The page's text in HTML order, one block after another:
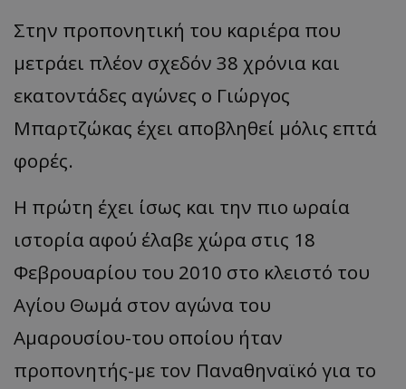
Στην προπονητική του καριέρα που
μετράει πλέον σχεδόν 38 χρόνια και
εκατοντάδες αγώνες ο Γιώργος
Μπαρτζώκας έχει αποβληθεί μόλις επτά
φορές.
Η πρώτη έχει ίσως και την πιο ωραία
ιστορία αφού έλαβε χώρα στις 18
Φεβρουαρίου του 2010 στο κλειστό του
Αγίου Θωμά στον αγώνα του
Αμαρουσίου-του οποίου ήταν
προπονητής-με τον Παναθηναϊκό για το